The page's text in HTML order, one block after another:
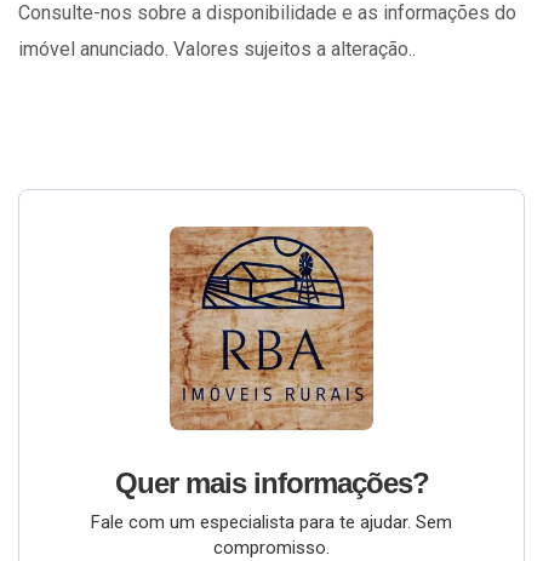
Consulte-nos sobre a disponibilidade e as informações do
imóvel anunciado. Valores sujeitos a alteração..
Quer mais informações?
Fale com um especialista para te ajudar. Sem
compromisso.